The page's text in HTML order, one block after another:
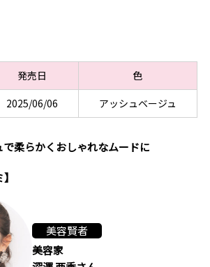
発売日
色
2025/06/06 アッシュベージュ
柔らかくおしゃれなムードに
美容賢者
美容家